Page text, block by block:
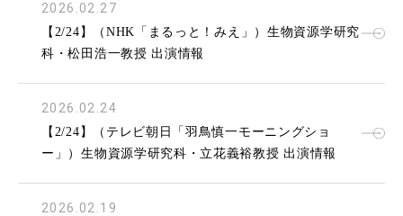
2026.02.27
【2/24】（NHK「まるっと！みえ」）生物資源学研究
科・松田浩一教授 出演情報
2026.02.24
【2/24】（テレビ朝日「羽鳥慎一モーニングショ
ー」）生物資源学研究科・立花義裕教授 出演情報
2026.02.19